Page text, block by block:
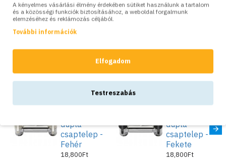
Készlet: Raktáron
Brand:
Colortap
Model: CT-142TCT
Súly:0.40kg
SZÍNVARIÁCIÓK:
Színes
dupla
csaptelep -
Fehér
18,800Ft
Színes
dupla
csaptelep -
Fekete
18,800Ft
A kényelmes vásárlási élmény érdekében sütiket használunk a tartalom
és a közösségi funkciók biztosításához, a weboldal forgalmunk
elemzéséhez és reklámozás céljából.
További információk
Elfogadom
Testreszabás